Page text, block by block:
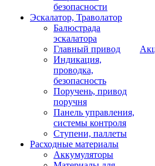
безопасности
Эскалатор, Траволатор
Балюстрада
эскалатора
Главный привод
Индикация,
проводка,
безопасность
Поручень, привод
поручня
Панель управления,
системы контроля
Ступени, паллеты
Расходные материалы
Аккумуляторы